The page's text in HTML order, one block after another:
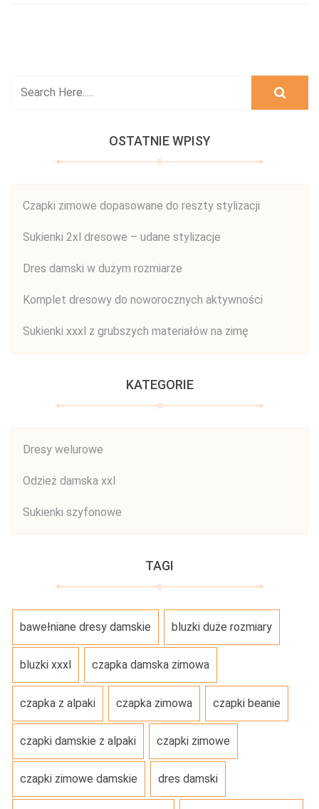
OSTATNIE WPISY
Czapki zimowe dopasowane do reszty stylizacji
Sukienki 2xl dresowe – udane stylizacje
Dres damski w dużym rozmiarze
Komplet dresowy do noworocznych aktywności
Sukienki xxxl z grubszych materiałów na zimę
KATEGORIE
Dresy welurowe
Odzież damska xxl
Sukienki szyfonowe
TAGI
bawełniane dresy damskie bluzki duże rozmiary
bluzki xxxl czapka damska zimowa
czapka z alpaki czapka zimowa czapki beanie
czapki damskie z alpaki czapki zimowe
czapki zimowe damskie dres damski